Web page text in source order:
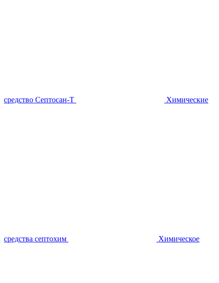
средство Септосан-Т Химические
средства септохим Химическое